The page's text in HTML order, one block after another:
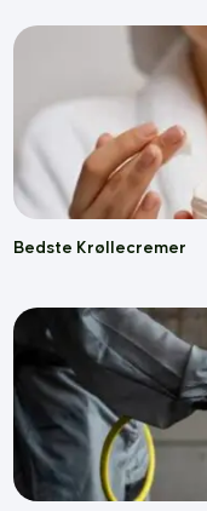
Bedste Krøllecremer